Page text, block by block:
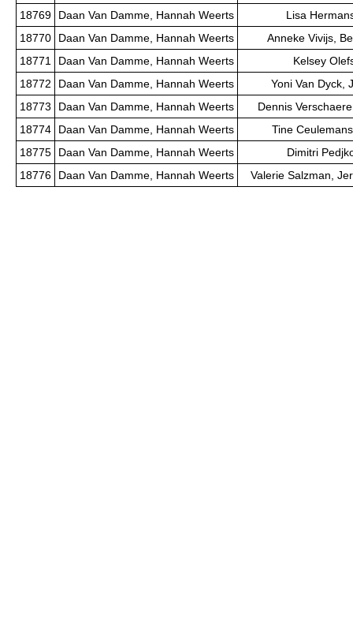
18769
Daan Van Damme, Hannah Weerts
Lisa
18770
Daan Van Damme, Hannah Weerts
Anneke Vivijs,
18771
Daan Van Damme, Hannah Weerts
Kelsey
18772
Daan Van Damme, Hannah Weerts
Yoni Van Dyck,
18773
Daan Van Damme, Hannah Weerts
Dennis
18774
Daan Van Damme, Hannah Weerts
Tine
18775
Daan Van Damme, Hannah Weerts
Dimitri
18776
Daan Van Damme, Hannah Weerts Valerie Salzman,